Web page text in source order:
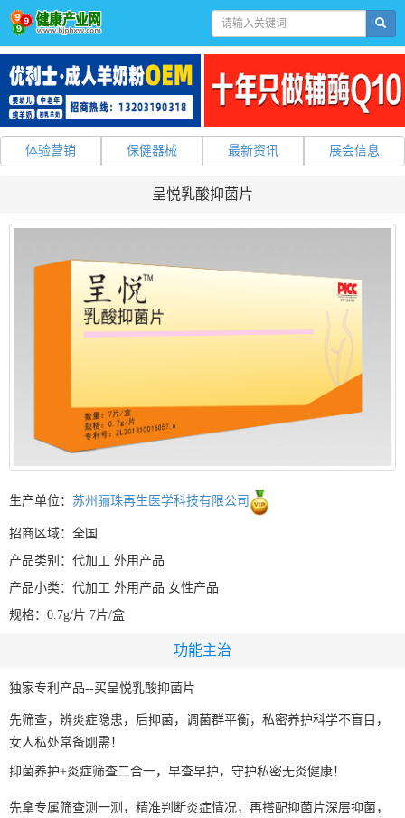
体验营销 保健器械 最新资讯 展会信息
呈悦乳酸抑菌片
生产单位： 苏州骊珠再生医学科技有限公司
招商区域：全国
产品类别：代加工 外用产品
产品小类：代加工 外用产品 女性产品
规格：0.7g/片 7片/盒
功能主治
独家专利产品--买呈悦乳酸抑菌片
先筛查，辨炎症隐患，后抑菌，调菌群平衡，私密养护科学不盲目，
女人私处常备刚需！
抑菌养护+炎症筛查二合一，早查早护，守护私密无炎健康！
先拿专属筛查测一测，精准判断炎症情况，再搭配抑菌片深层抑菌，